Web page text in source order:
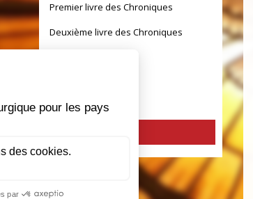
Premier livre des Chroniques
Deuxième livre des Chroniques
Livre de Tobie
Livre d'Esther
Premier Livre des Martyrs d'Israël